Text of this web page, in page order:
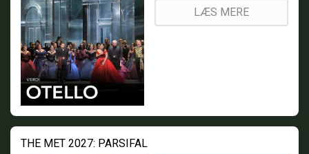
LÆS MERE
THE MET 2027: PARSIFAL